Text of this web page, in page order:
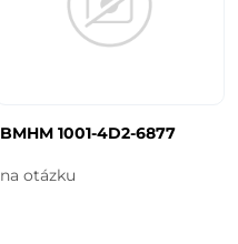
BMHM 1001-4D2-6877
na otázku